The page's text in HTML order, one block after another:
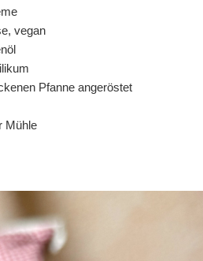
vegan
Pfanne angeröstet
Mühle